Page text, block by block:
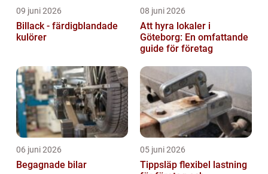
09 juni 2026
Billack - färdigblandade
kulörer
08 juni 2026
Att hyra lokaler i
Göteborg: En omfattande
guide för företag
06 juni 2026
Begagnade bilar
05 juni 2026
Tippsläp flexibel lastning